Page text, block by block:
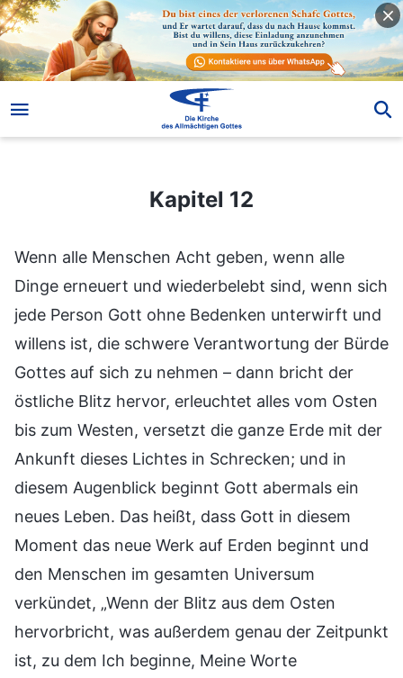
Kapitel 12
Wenn alle Menschen Acht geben, wenn alle
Dinge erneuert und wiederbelebt sind, wenn sich
jede Person Gott ohne Bedenken unterwirft und
willens ist, die schwere Verantwortung der Bürde
Gottes auf sich zu nehmen – dann bricht der
östliche Blitz hervor, erleuchtet alles vom Osten
bis zum Westen, versetzt die ganze Erde mit der
Ankunft dieses Lichtes in Schrecken; und in
diesem Augenblick beginnt Gott abermals ein
neues Leben. Das heißt, dass Gott in diesem
Moment das neue Werk auf Erden beginnt und
den Menschen im gesamten Universum
verkündet, „Wenn der Blitz aus dem Osten
hervorbricht, was außerdem genau der Zeitpunkt
ist, zu dem Ich beginne, Meine Worte